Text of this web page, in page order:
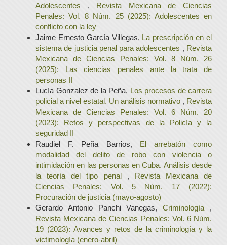
Adolescentes ,
Revista Mexicana de Ciencias
Penales: Vol. 8 Núm. 25 (2025): Adolescentes en
conflicto con la ley
Jaime Ernesto García Villegas, La prescripción en el
sistema de justicia penal para adolescentes , Revista
Mexicana de Ciencias Penales: Vol. 8 Núm. 26
(2025): Las ciencias penales ante la trata de
personas II
Lucía Gonzalez de la Peña, Los procesos de carrera
policial a nivel estatal. Un análisis normativo , Revista
Mexicana de Ciencias Penales: Vol. 6 Núm. 20
(2023): Retos y perspectivas de la Policía y la
seguridad II
Raudiel F. Peña Barrios,
El arrebatón como
modalidad del delito de robo con violencia o
intimidación en las personas en Cuba. Análisis desde
la teoría del tipo penal ,
Revista Mexicana de
Ciencias Penales: Vol. 5 Núm. 17 (2022):
Procuración de justicia (mayo-agosto)
Gerardo Antonio Panchi Vanegas,Criminología ,
Revista Mexicana de Ciencias Penales: Vol. 6 Núm.
19 (2023): Avances y retos de la criminología y la
victimología (enero-abril)